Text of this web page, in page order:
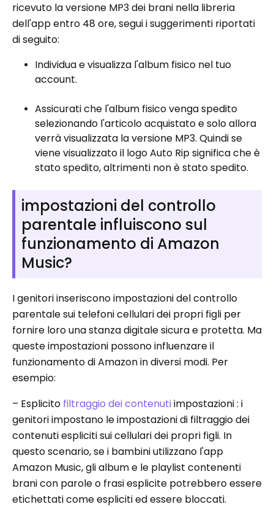
ricevuto la versione MP3 dei brani nella libreria
dell'app entro 48 ore, segui i suggerimenti riportati
di seguito:
Individua e visualizza l'album fisico nel tuo
account.
Assicurati che l'album fisico venga spedito
selezionando l'articolo acquistato e solo allora
verrà visualizzata la versione MP3. Quindi se
viene visualizzato il logo Auto Rip significa che è
stato spedito, altrimenti non è stato spedito.
impostazioni del controllo
parentale influiscono sul
funzionamento di Amazon
Music?
I genitori inseriscono impostazioni del controllo
parentale sui telefoni cellulari dei propri figli per
fornire loro una stanza digitale sicura e protetta. Ma
queste impostazioni possono influenzare il
funzionamento di Amazon in diversi modi. Per
esempio:
– Esplicito filtraggio dei contenutiimpostazioni : i
genitori impostano le impostazioni di filtraggio dei
contenuti espliciti sui cellulari dei propri figli. In
questo scenario, se i bambini utilizzano l'app
Amazon Music, gli album e le playlist contenenti
brani con parole o frasi esplicite potrebbero essere
etichettati come espliciti ed essere bloccati.